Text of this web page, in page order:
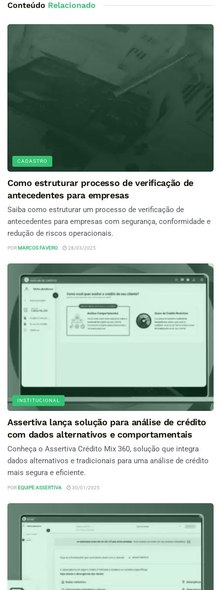
Conteúdo Relacionado
CADASTRO
Como estruturar processo de verificação de
antecedentes para empresas
Saiba como estruturar um processo de verificação de
antecedentes para empresas com segurança, conformidade e
redução de riscos operacionais.
POR MARCOS FAVERO 28/03/2025
INSTITUCIONAL
Assertiva lança solução para análise de crédito
com dados alternativos e comportamentais
Conheça o Assertiva Crédito Mix 360, solução que integra
dados alternativos e tradicionais para uma análise de crédito
mais segura e eficiente.
POR EQUIPE ASSERTIVA 30/01/2025